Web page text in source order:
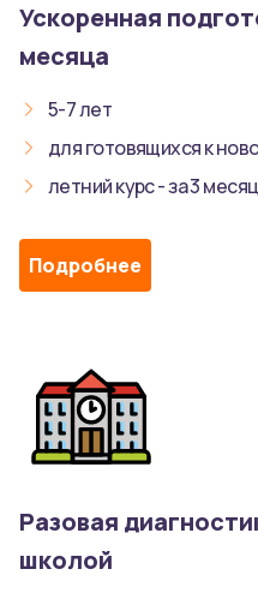
Ускоренная
месяца
5-7 лет
для готовящихся к
летний курс - за 3
Подробнее
Разовая
школой